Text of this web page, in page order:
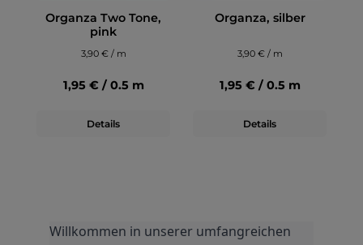
Organza Two Tone,
pink
3,90 € / m
1,95 € / 0.5 m
Details
Organza, silber
3,90 € / m
1,95 € / 0.5 m
Details
Willkommen in unserer umfangreichen